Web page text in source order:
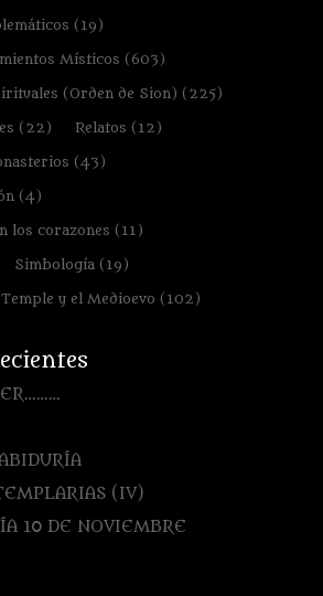
(19)
Místicos (603)
(Orden de Sion) (225)
(22) Relatos (12)
(43)
(4)
los corazones (11)
Simbología(19)
y el Medioevo (102)
(IV)
10 DE NOVIEMBRE